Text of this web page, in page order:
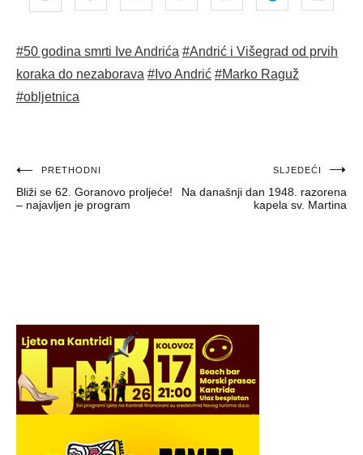
#50 godina smrti Ive Andrića #Andrić i Višegrad od prvih
koraka do nezaborava #Ivo Andrić #Marko Raguž
#obljetnica
Navigacija
objava
PRETHODNI
Bliži se 62. Goranovo proljeće!
– najavljen je program
SLJEDEĆI
Na današnji dan 1948. razorena
kapela sv. Martina